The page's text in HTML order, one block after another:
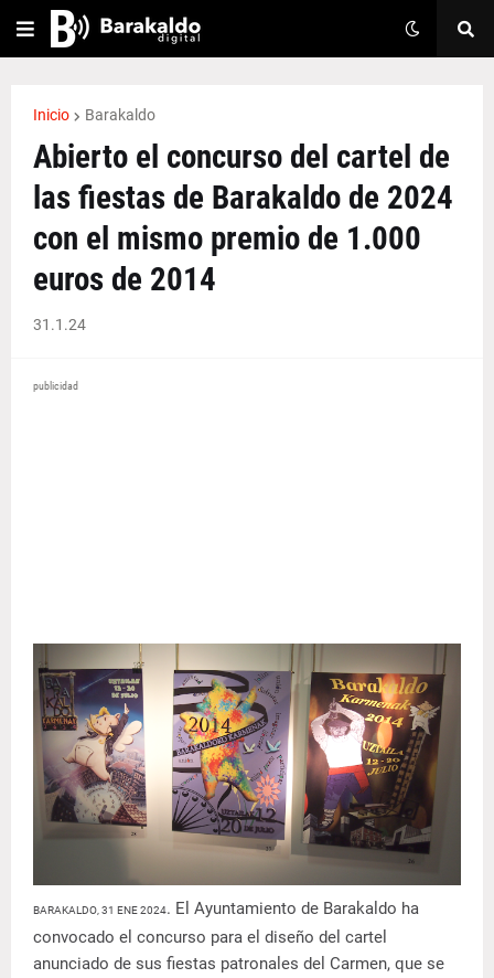
Inicio Barakaldo
Abierto el concurso del cartel de
las fiestas de Barakaldo de 2024
con el mismo premio de 1.000
euros de 2014
31.1.24
publicidad
BARAKALDO, 31 ENE 2024. El Ayuntamiento de Barakaldo ha
convocado el concurso para el diseño del cartel
anunciado de sus fiestas patronales del Carmen, que se